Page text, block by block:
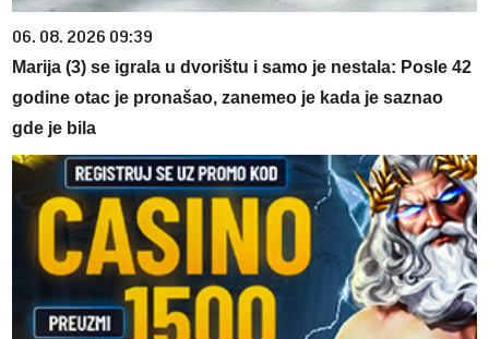
06. 08. 2026 09:39
Marija (3) se igrala u dvorištu i samo je nestala: Posle 42
godine otac je pronašao, zanemeo je kada je saznao
gde je bila